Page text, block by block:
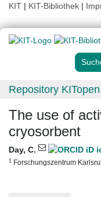
KIT | KIT-Bibliothek |
Repository KITopen
The use of
cryosorbent
Day, C.
1 Forschungszentrum